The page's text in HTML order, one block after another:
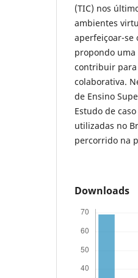
(TIC) nos
ambientes
aperfeiçoar-se
propondo uma
contribuir para
colaborativa.
de Ensino
Estudo de
utilizadas no
percorrido na
Downloads